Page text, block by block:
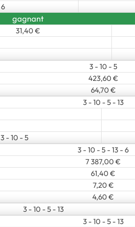
6
gagnant
31,40 €
3 - 10 - 5
423,60 €
64,70 €
3 - 10 - 5 - 13
3 - 10 - 5
3 - 10 - 5 - 13 - 6
7 387,00 €
61,40 €
7,20 €
4,60 €
3 - 10 - 5 - 13
3 - 10 - 5 - 13